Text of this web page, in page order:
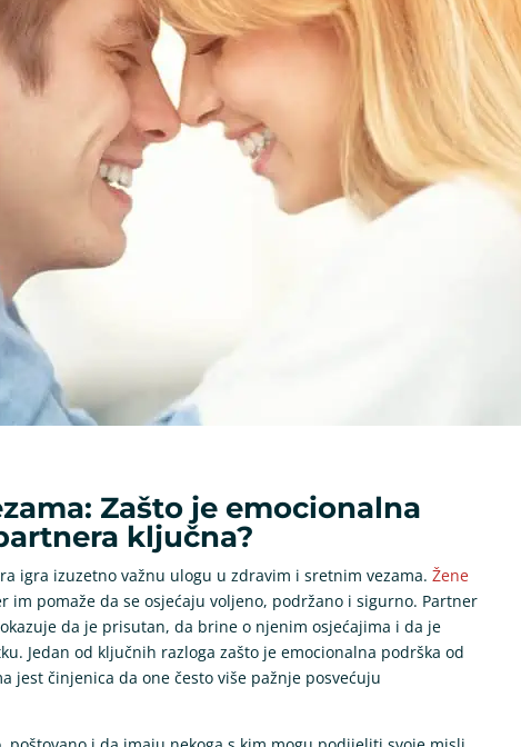
Zašto je emocionalna
ključna?
igra izuzetno važnu ulogu u zdravim i sretnim vezama.Žene
im pomaže da se osjećaju voljeno, podržano i sigurno. Partner
da je prisutan, da brine o njenim osjećajima i da je
Jedan od ključnih razloga zašto je emocionalna podrška od
jest činjenica da one često više pažnje posvećuju